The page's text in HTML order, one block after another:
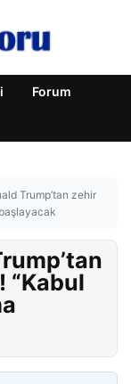
Forum
Trump’tan zehir
“Kabul